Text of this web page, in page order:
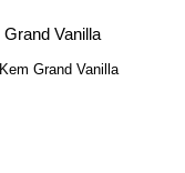
Kem Grand Vanilla